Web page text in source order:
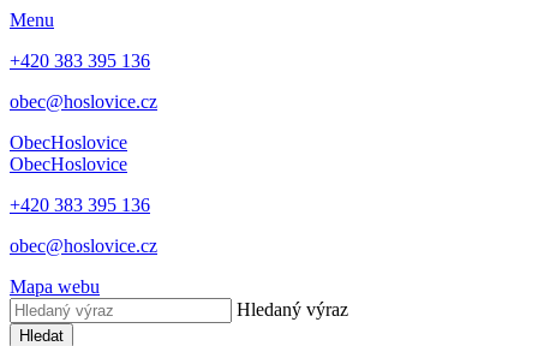
Menu
+420 383 395 136
obec@hoslovice.cz
ObecHoslovice
ObecHoslovice
+420 383 395 136
obec@hoslovice.cz
Mapa webu
Hledaný výraz
Hledat